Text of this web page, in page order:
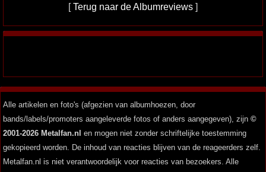
[Terug naar de Albumreviews ]
Alle artikelen en foto's (afgezien van albumhoezen, door
bands/labels/promoters aangeleverde fotos of anders aangegeven), zijn ©
2001-2026 Metalfan.nl en mogen niet zonder schriftelijke toestemming
gekopieerd worden. De inhoud van reacties blijven van de reageerders zelf.
Metalfan.nl is niet verantwoordelijk voor reacties van bezoekers. Alle